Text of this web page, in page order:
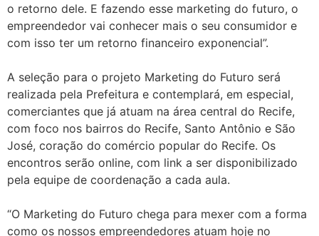
o retorno dele. E fazendo esse marketing do futuro, o
empreendedor vai conhecer mais o seu consumidor e
com isso ter um retorno financeiro exponencial”.
A seleção para o projeto Marketing do Futuro será
realizada pela Prefeitura e contemplará, em especial,
comerciantes que já atuam na área central do Recife,
com foco nos bairros do Recife, Santo Antônio e São
José, coração do comércio popular do Recife. Os
encontros serão online, com link a ser disponibilizado
pela equipe de coordenação a cada aula.
“O Marketing do Futuro chega para mexer com a forma
como os nossos empreendedores atuam hoje no